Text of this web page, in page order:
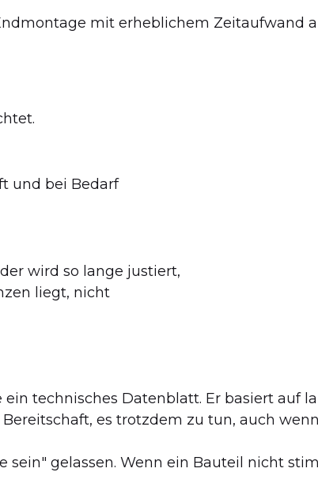
mit erheblichem Zeitaufwand
und bei Bedarf
wird so lange justiert,
liegt, nicht
technisches Datenblatt. Er basiert auf
es trotzdem zu tun, auch
sein" gelassen. Wenn ein Bauteil nicht